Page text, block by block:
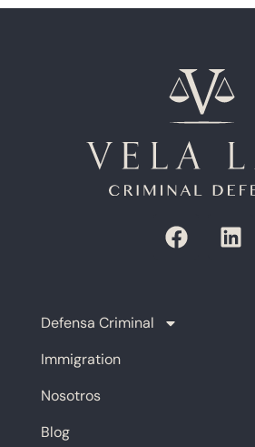
Defensa Criminal
Immigration
Nosotros
Blog